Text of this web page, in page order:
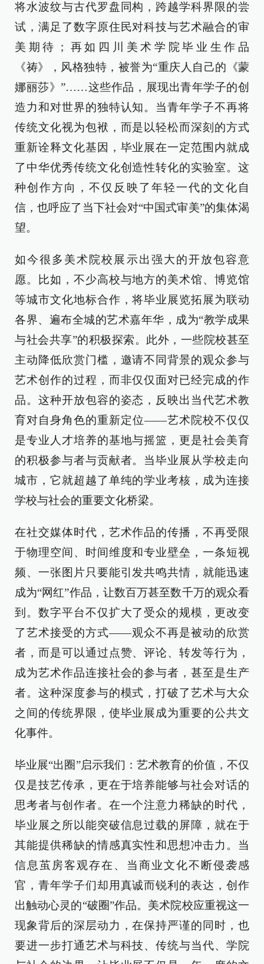
将水波纹与古代罗盘同构，跨越学科界限的尝
试，满足了数字原住民对科技与艺术融合的审
美期待；再如四川美术学院毕业生作品
《祷》，风格独特，被誉为“重庆人自己的《蒙
娜丽莎》”……这些作品，展现出青年学子的创
造力和对世界的独特认知。当青年学子不再将
传统文化视为包袱，而是以轻松而深刻的方式
重新诠释文化基因，毕业展在一定范围内就成
了中华优秀传统文化创造性转化的实验室。这
种创作方向，不仅反映了年轻一代的文化自
信，也呼应了当下社会对“中国式审美”的集体渴
望。
如今很多美术院校展示出强大的开放包容意
愿。比如，不少高校与地方的美术馆、博览馆
等城市文化地标合作，将毕业展览拓展为联动
各界、遍布全城的艺术嘉年华，成为“教学成果
与社会共享”的积极探索。此外，一些院校甚至
主动降低欣赏门槛，邀请不同背景的观众参与
艺术创作的过程，而非仅仅面对已经完成的作
品。这种开放包容的姿态，反映出当代艺术教
育对自身角色的重新定位——艺术院校不仅仅
是专业人才培养的基地与摇篮，更是社会美育
的积极参与者与贡献者。当毕业展从学校走向
城市，它就超越了单纯的学业考核，成为连接
学校与社会的重要文化桥梁。
在社交媒体时代，艺术作品的传播，不再受限
于物理空间、时间维度和专业壁垒，一条短视
频、一张图片只要能引发共鸣共情，就能迅速
成为“网红”作品，让数百万甚至数千万的观众看
到。数字平台不仅扩大了受众的规模，更改变
了艺术接受的方式——观众不再是被动的欣赏
者，而是可以通过点赞、评论、转发等行为，
成为艺术作品连接社会的参与者，甚至是生产
者。这种深度参与的模式，打破了艺术与大众
之间的传统界限，使毕业展成为重要的公共文
化事件。
毕业展“出圈”启示我们：艺术教育的价值，不仅
仅是技艺传承，更在于培养能够与社会对话的
思考者与创作者。在一个注意力稀缺的时代，
毕业展之所以能突破信息过载的屏障，就在于
其能提供稀缺的情感真实性和思想冲击力。当
信息茧房客观存在、当商业文化不断侵袭感
官，青年学子们却用真诚而锐利的表达，创作
出触动心灵的“破圈”作品。美术院校应重视这一
现象背后的深层动力，在保持严谨的同时，也
要进一步打通艺术与科技、传统与当代、学院